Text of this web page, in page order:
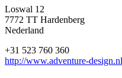
Loswal 12
7772 TT Hardenberg
Nederland
+31 523 760 360
http://www.adventure-